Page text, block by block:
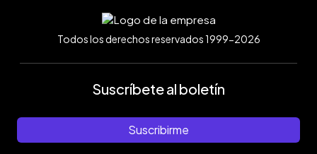
Todos los derechos reservados 1999-2026
Suscríbete al boletín
Suscribirme